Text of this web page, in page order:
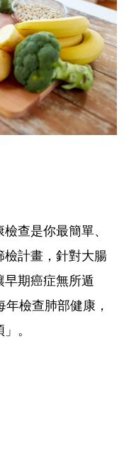
查是你最簡單、
檢計畫，針對大腸
早期癌症無所遁
檢查肺部健康，
。